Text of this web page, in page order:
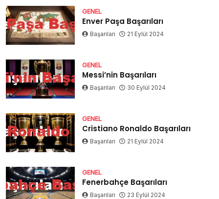
GENEL
Enver Paşa Başarıları
Başarıları 21 Eylül 2024
GENEL
Messi’nin Başarıları
Başarıları 30 Eylül 2024
GENEL
Cristiano Ronaldo Başarıları
Başarıları 21 Eylül 2024
GENEL
Fenerbahçe Başarıları
Başarıları 23 Eylül 2024